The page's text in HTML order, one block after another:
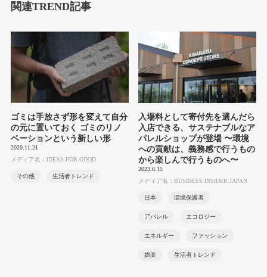
関連TREND記事
ゴミは手放さず形を変えて自分
の元に置いておく ゴミのリノ
ベーションという新しい形
2020.11.21
メディア名：IDEAS FOR GOOD
その他 生活者トレンド
入場料として寄付先を選んだら
入店できる、サステナブルなア
パレルショップが登場 〜環境
への貢献は、義務感で行うもの
から楽しんで行うものへ〜
2023.6.15
メディア名：BUSINESS INSIDER JAPAN
日本 環境保護者
アパレル エコロジー
エネルギー ファッション
娯楽 生活者トレンド